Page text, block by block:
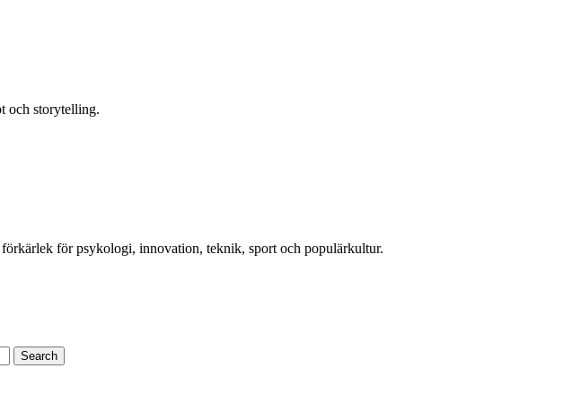
och storytelling.
för psykologi, innovation, teknik, sport och populärkultur.
Search